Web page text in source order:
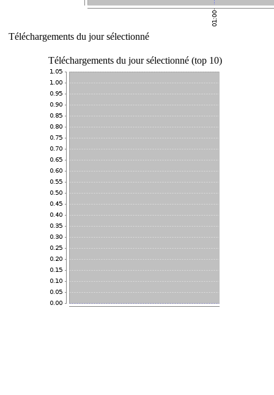
Téléchargements du jour sélectionné
Téléchargements du jour sélectionné (top 10)